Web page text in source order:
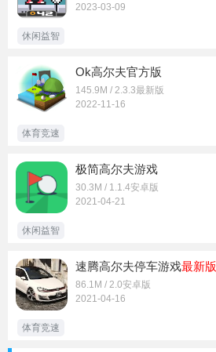
2023-03-09
休闲益智
Ok高尔夫官方版
145.9M / 2.3.3最新版
2022-11-16
体育竞速
极简高尔夫游戏
30.3M / 1.1.4安卓版
2021-04-21
休闲益智
速腾高尔夫停车游戏最新版
86.1M / 2.0安卓版
2021-04-16
体育竞速